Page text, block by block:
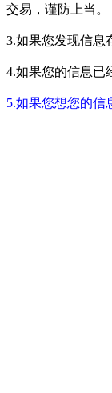
交易，谨防上当。
3.如果您发现信息
4.如果您的信息已
5.如果您想您的信